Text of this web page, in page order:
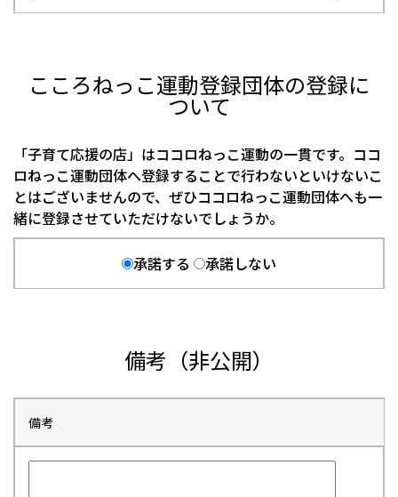
こころねっこ運動登録団体の登録に
ついて
「子育て応援の店」はココロねっこ運動の一貫です。ココ
ロねっこ運動団体へ登録することで行わないといけないこ
とはございませんので、ぜひココロねっこ運動団体へも一
緒に登録させていただけないでしょうか。
承諾する 承諾しない
備考（非公開）
備考